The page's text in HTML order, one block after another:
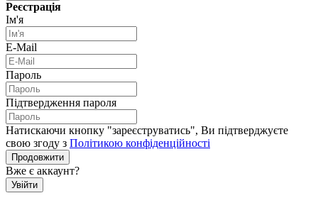
Реєстрація
Ім'я
E-Mail
Пароль
Підтвердження пароля
Натискаючи кнопку "зареєструватись", Ви підтверджуєте
свою згоду з Політикою конфіденційності
Продовжити
Вже є аккаунт?
Увійти